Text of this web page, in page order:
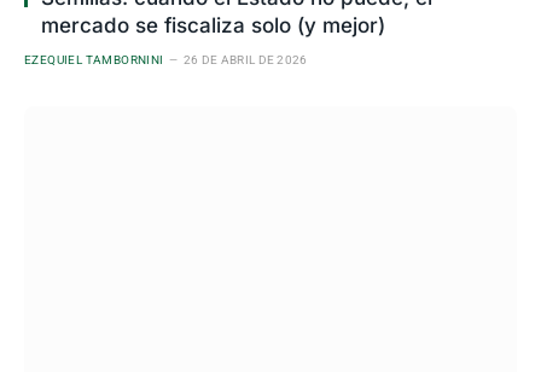
mercado se fiscaliza solo (y mejor)
EZEQUIEL TAMBORNINI 26 DE ABRIL DE 2026